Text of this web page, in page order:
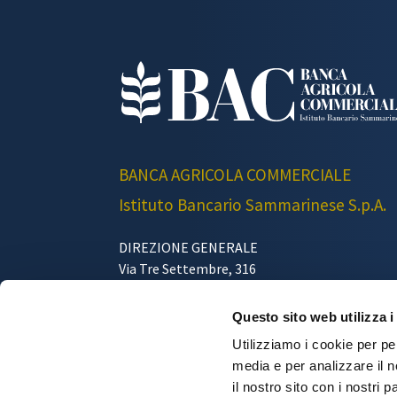
Questo sito web utilizza i
Utilizziamo i cookie per
media e per analizzare il
il nostro sito con i nostri
BANCA AGRICOLA COMMERCIALE
Istituto Bancario Sammarinese S.p.A.
DIREZIONE GENERALE
Via Tre Settembre, 316
Telefono 0549/871111
Email: customercare@bac.sm
Communication